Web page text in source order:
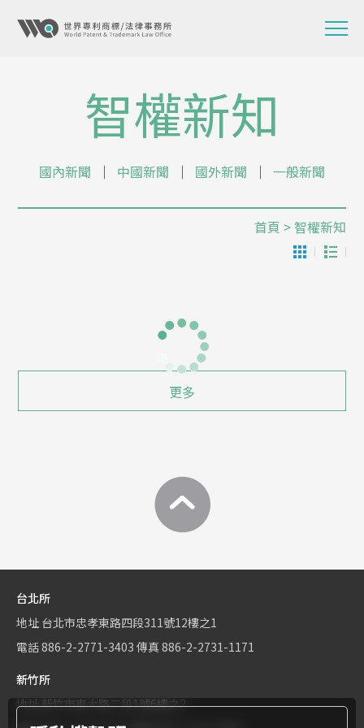
智權新知
國內新聞 │ 中國新聞 │ 國外新聞 │ 一般新聞
首頁 > 智權新知
更多
台北所
地址 台北市忠孝東路四段311號12樓之1
電話886-2-2771-3403 傳真 886-2-2731-1171
新竹所
地址新竹市東大路二段1號6樓之2